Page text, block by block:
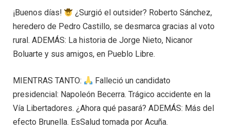
¡Buenos días!
¿Surgió el outsider? Roberto Sánchez,
heredero de Pedro Castillo, se desmarca gracias al voto
rural. ADEMÁS: La historia de Jorge Nieto, Nicanor
Boluarte y sus amigos, en Pueblo Libre.
MIENTRAS TANTO:
Falleció un candidato
presidencial: Napoleón Becerra. Trágico accidente en la
Vía Libertadores. ¿Ahora qué pasará? ADEMÁS: Más del
efecto Brunella. EsSalud tomada por Acuña.